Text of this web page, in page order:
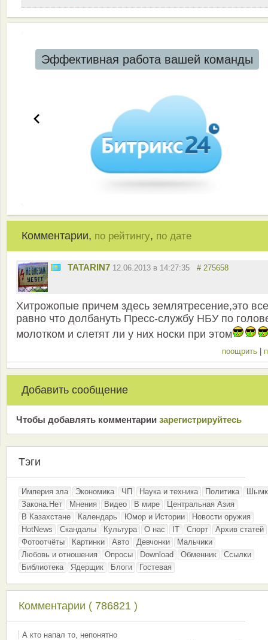
Эффективная работа вашей команды
Комментарии, по рейтингу, по дате
TATARIN7 12.06.2013 в 14:27:35 # 275658
Хитрожопые причем здесь землятресение,это все
равно что долбануть Пресс-службу НБУ по
молотком и слетят ли у них носки при этом
поощрить
Добавить сообщение
Чтобы добавлять комментарии зарeгиcтрирyйтeсь
Тэги
Империя зла Экономика ЧП Наука и техника Политика
Закона.Нет
Мнения Видео В мире
Центральная Азия
В Казахстане
Календарь Юмор и Истории
Новости оружия
HotNews
Скандалы Культура О нас IT Спорт
Архив статей
Фотоотчёты
Картинки Авто Девчонки
Мальчики
Любовь и отношения
Опросы Download Обменник
Ссылки
Библиотека
Ядерщик Блоги Гостевая
Комментарии ( 786821 )
А кто напал то, непонятно